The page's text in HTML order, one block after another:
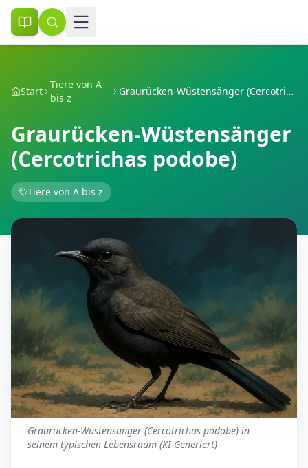
Start
Tiere von A
bis z
Graurücken-Wüstensänger (Cercotrichas podobe)
Graurücken-Wüstensänger
(Cercotrichas podobe)
Tiere von A bis z
Graurücken-Wüstensänger (Cercotrichas podobe) in
seinem typischen Lebensraum (KI Generiert)